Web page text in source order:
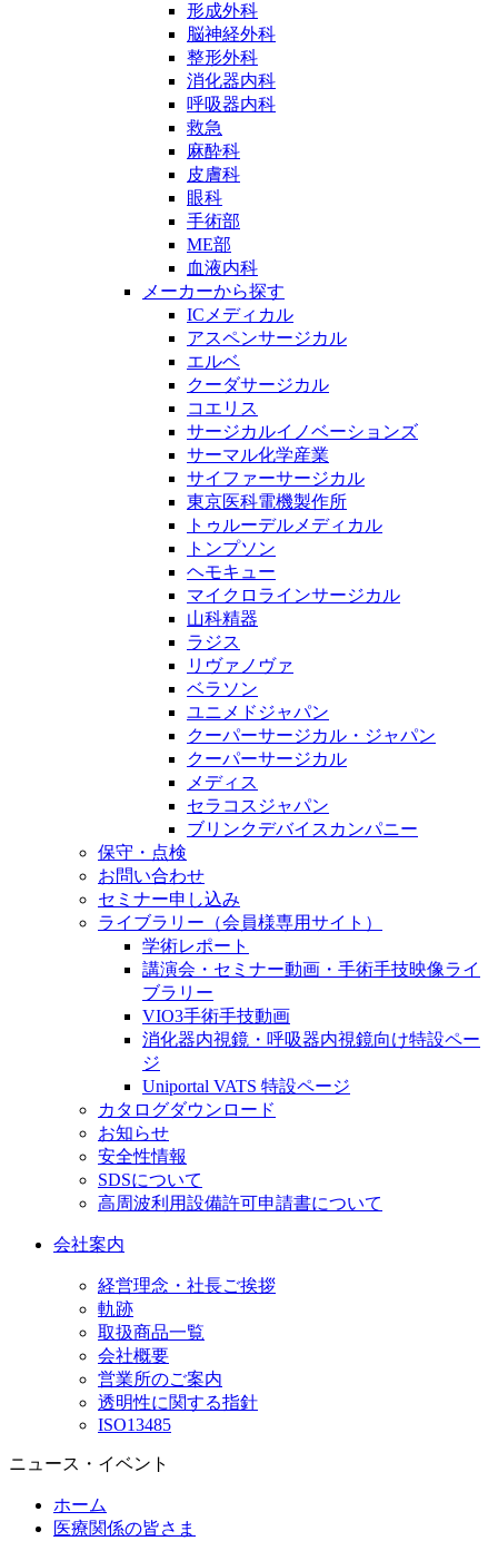
形成外科
脳神経外科
整形外科
消化器内科
呼吸器内科
救急
麻酔科
皮膚科
眼科
手術部
ME部
血液内科
メーカーから探す
ICメディカル
アスペンサージカル
エルベ
クーダサージカル
コエリス
サージカルイノベーションズ
サーマル化学産業
サイファーサージカル
東京医科電機製作所
トゥルーデルメディカル
トンプソン
ヘモキュー
マイクロラインサージカル
山科精器
ラジス
リヴァノヴァ
ベラソン
ユニメドジャパン
クーパーサージカル・ジャパン
クーパーサージカル
メディス
セラコスジャパン
ブリンクデバイスカンパニー
保守・点検
お問い合わせ
セミナー申し込み
ライブラリー（会員様専用サイト）
学術レポート
講演会・セミナー動画・手術手技映像ライ
ブラリー
VIO3手術手技動画
消化器内視鏡・呼吸器内視鏡向け特設ペー
ジ
Uniportal VATS 特設ページ
カタログダウンロード
お知らせ
安全性情報
SDSについて
高周波利用設備許可申請書について
会社案内
経営理念・社長ご挨拶
軌跡
取扱商品一覧
会社概要
営業所のご案内
透明性に関する指針
ISO13485
ニュース・イベント
ホーム
医療関係の皆さま